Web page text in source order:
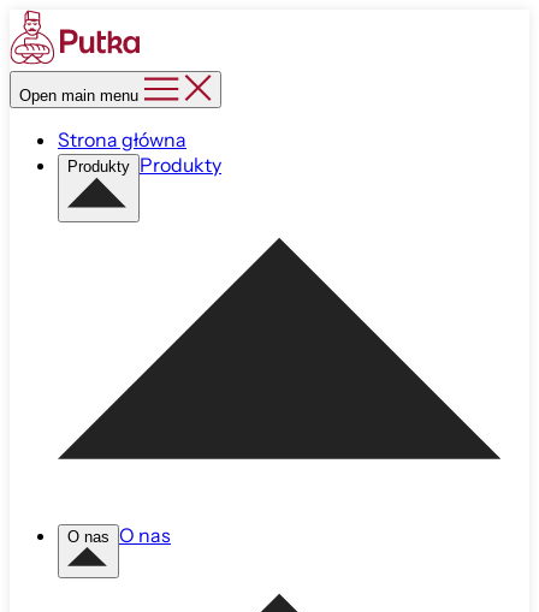
Open main menu
Strona główna
Produkty Produkty
O nas O nas